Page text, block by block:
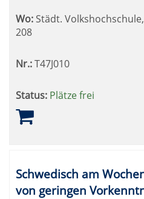
Wo: Städt.
208
Nr.:T47J010
Status: Plätze frei
Schwedisch am
von geringen